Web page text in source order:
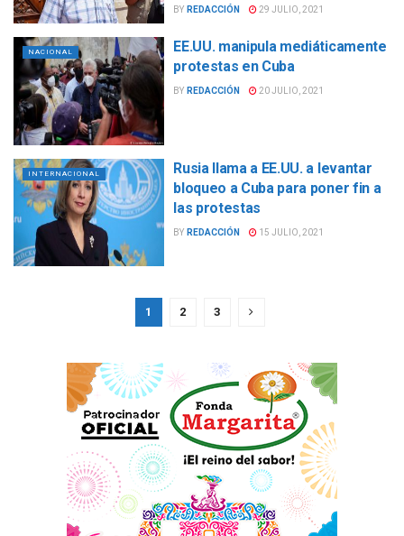
BY REDACCIÓN 29 JULIO, 2021
NACIONAL
EE.UU. manipula mediáticamente
protestas en Cuba
BY REDACCIÓN 20 JULIO, 2021
INTERNACIONAL
Rusia llama a EE.UU. a levantar
bloqueo a Cuba para poner fin a
las protestas
BY REDACCIÓN 15 JULIO, 2021
1 2 3